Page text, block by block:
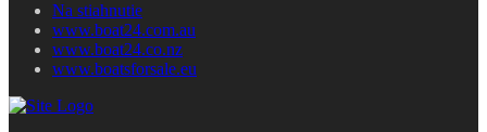
Na stiahnutie
www.boat24.com.au
www.boat24.co.nz
www.boatsforsale.eu